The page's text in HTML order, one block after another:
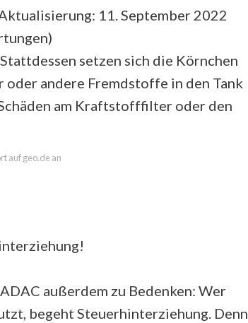
11. September 2022
)
setzen sich die Körnchen
andere Fremdstoffe in den Tank
am Kraftstofffilter oder den
auf geo.de an
außerdem zu Bedenken: Wer
begeht Steuerhinterziehung. Denn